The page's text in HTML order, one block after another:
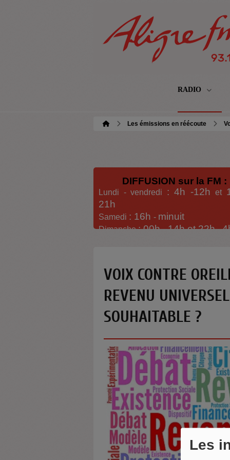
Les
RADIO
Les émissions en réécoute
DIFFUSION sur la FM :
Lundi - vendredi : 4h -12h et
21h
Samedi : 16h - minuit
Dimanche: 00h -14h et 22h-4
VOIX CONTRE
REVENU
SOUHAITABLE ?